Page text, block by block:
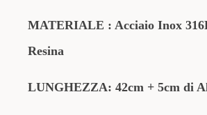
MATERIALE : Acciaio Inox
Resina
LUNGHEZZA: 42cm + 5cm di